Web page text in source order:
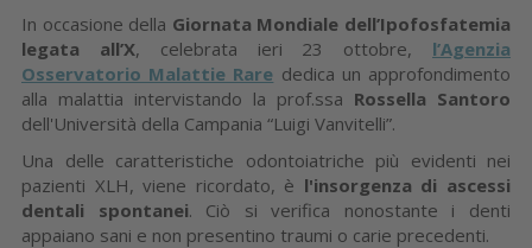
In occasione della Giornata Mondiale dell’Ipofosfatemia
legata all’X, celebrata ieri 23 ottobre, l’Agenzia
Osservatorio Malattie Rare dedica un approfondimento
alla malattia intervistando la prof.ssa Rossella Santoro
dell'Università della Campania “Luigi Vanvitelli”.
Una delle caratteristiche odontoiatriche più evidenti nei
pazienti XLH, viene ricordato, è l'insorgenza di ascessi
dentali spontanei. Ciò si verifica nonostante i denti
appaiano sani e non presentino traumi o carie precedenti.